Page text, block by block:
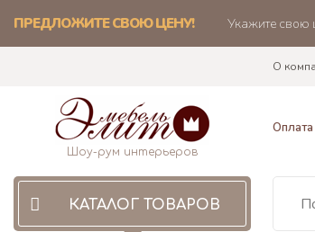
ПРЕДЛОЖИТЕ СВОЮ ЦЕНУ! Укажите свою
О
Шоу-рум интерьеров
Оплата
КАТАЛОГ ТОВАРОВ